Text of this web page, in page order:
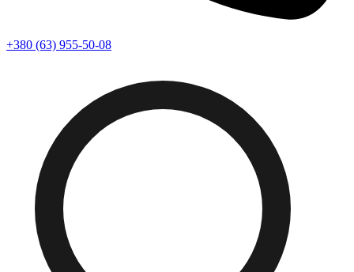
+380 (63) 955-50-08